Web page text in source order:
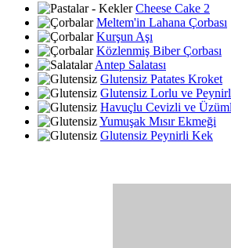
Cheese Cake 2
Meltem'in Lahana Çorbası
Kurşun Aşı
Közlenmiş Biber Çorbası
Antep Salatası
Glutensiz Patates Kroket
Glutensiz Lorlu ve
Havuçlu Cevizli ve
Yumuşak Mısır Ekmeği
Glutensiz Peynirli Kek